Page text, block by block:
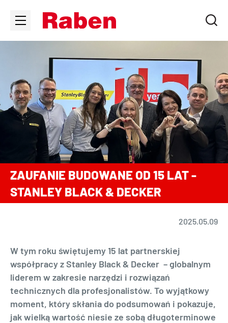
ZAUFANIE BUDOWANE OD 15 LAT -
STANLEY BLACK & DECKER
2025.05.09
W tym roku świętujemy 15 lat partnerskiej
współpracy z Stanley Black & Decker – globalnym
liderem w zakresie narzędzi i rozwiązań
technicznych dla profesjonalistów. To wyjątkowy
moment, który skłania do podsumowań i pokazuje,
jak wielką wartość niesie ze sobą długoterminowe